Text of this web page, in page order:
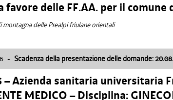
favore delle FF.AA. per il comune
montagna delle Prealpi friulane orientali
- Scadenza della presentazione delle domande:
– Azienda sanitaria universitaria
MEDICO – Disciplina: